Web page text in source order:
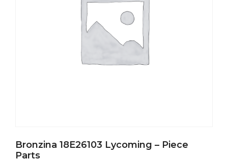
Bronzina 18E26103 Lycoming – Piece
Parts